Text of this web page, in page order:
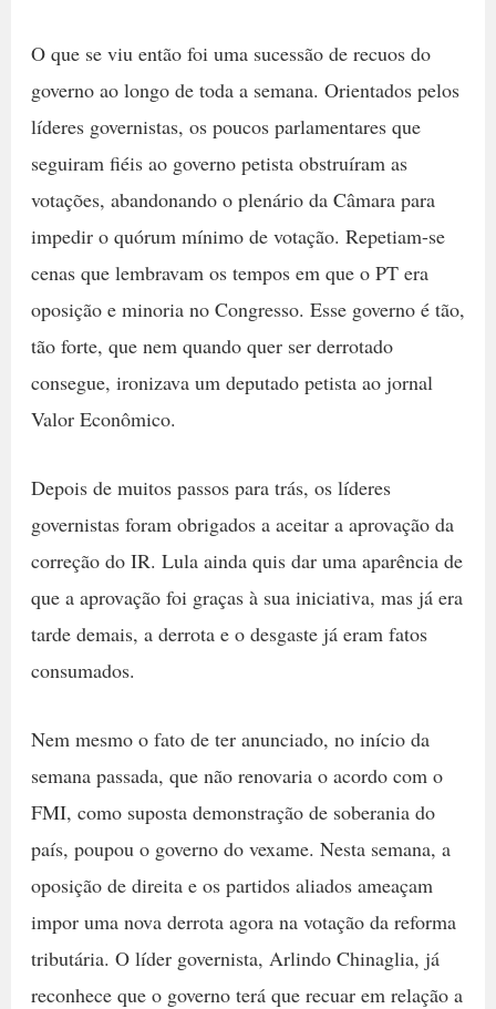
O que se viu então foi uma sucessão de recuos do
governo ao longo de toda a semana. Orientados pelos
líderes governistas, os poucos parlamentares que
seguiram fiéis ao governo petista obstruíram as
votações, abandonando o plenário da Câmara para
impedir o quórum mínimo de votação. Repetiam-se
cenas que lembravam os tempos em que o PT era
oposição e minoria no Congresso. Esse governo é tão,
tão forte, que nem quando quer ser derrotado
consegue, ironizava um deputado petista ao jornal
Valor Econômico.
Depois de muitos passos para trás, os líderes
governistas foram obrigados a aceitar a aprovação da
correção do IR. Lula ainda quis dar uma aparência de
que a aprovação foi graças à sua iniciativa, mas já era
tarde demais, a derrota e o desgaste já eram fatos
consumados.
Nem mesmo o fato de ter anunciado, no início da
semana passada, que não renovaria o acordo com o
FMI, como suposta demonstração de soberania do
país, poupou o governo do vexame. Nesta semana, a
oposição de direita e os partidos aliados ameaçam
impor uma nova derrota agora na votação da reforma
tributária. O líder governista, Arlindo Chinaglia, já
reconhece que o governo terá que recuar em relação a